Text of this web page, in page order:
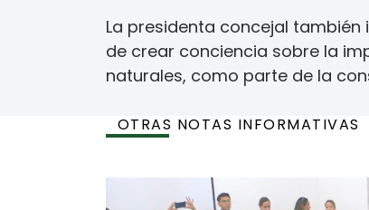
La presidenta concejal
de crear conciencia sobre la
naturales, como parte de la
OTRAS NOTAS INFORMATIVAS